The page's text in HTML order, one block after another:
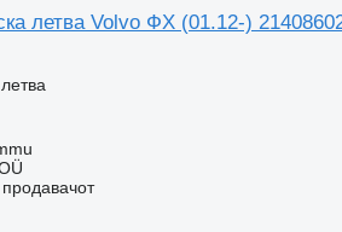
летва Volvo ФХ (01.12-)
продавачот